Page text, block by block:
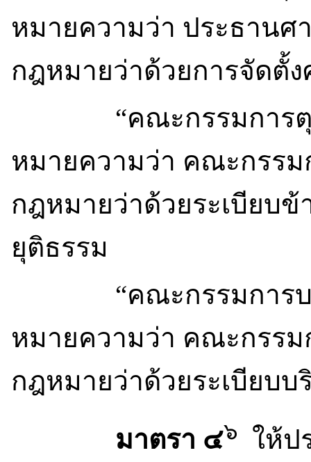
หมายความว่า ประธาน
กฎหมายว่าด้วยการจัดตั้
“คณะกรรมการตุลา
หมายความว่า คณะกรร
กฎหมายว่าด้วยระเบียบ
ยุติธรรม
“คณะกรรมการบริห
หมายความว่า คณะกรร
กฎหมายว่าด้วยระเบียบ
มาตรา ๔๖ ให้ป